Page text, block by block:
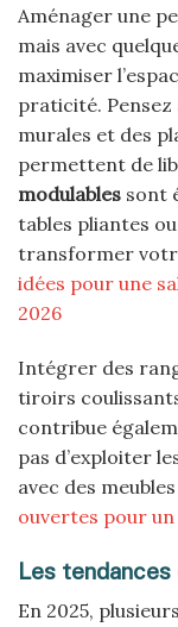
Aménager une
mais avec
maximiser
praticité. Pensez
murales et des
permettent de
modulables sont
tables pliantes
transformer
idées pour une
2026
Intégrer des
tiroirs
contribue
pas d’exploiter
avec des
ouvertes pour
Les
En 2025,